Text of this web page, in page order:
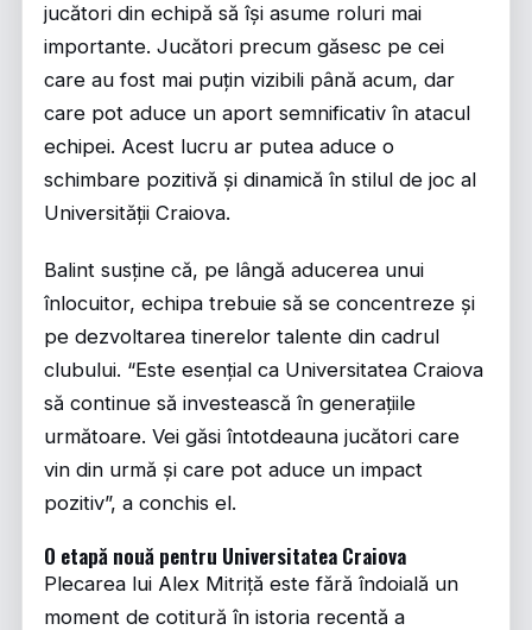
jucători din echipă să își asume roluri mai
importante. Jucători precum găsesc pe cei
care au fost mai puțin vizibili până acum, dar
care pot aduce un aport semnificativ în atacul
echipei. Acest lucru ar putea aduce o
schimbare pozitivă și dinamică în stilul de joc al
Universității Craiova.
Balint susține că, pe lângă aducerea unui
înlocuitor, echipa trebuie să se concentreze și
pe dezvoltarea tinerelor talente din cadrul
clubului. “Este esențial ca Universitatea Craiova
să continue să investească în generațiile
următoare. Vei găsi întotdeauna jucători care
vin din urmă și care pot aduce un impact
pozitiv”, a conchis el.
O etapă nouă pentru Universitatea Craiova
Plecarea lui Alex Mitriță este fără îndoială un
moment de cotitură în istoria recentă a